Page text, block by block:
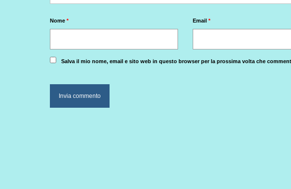
Nome * Email*
Salva il mio nome, email e sito web in questo browser per la prossima volta che